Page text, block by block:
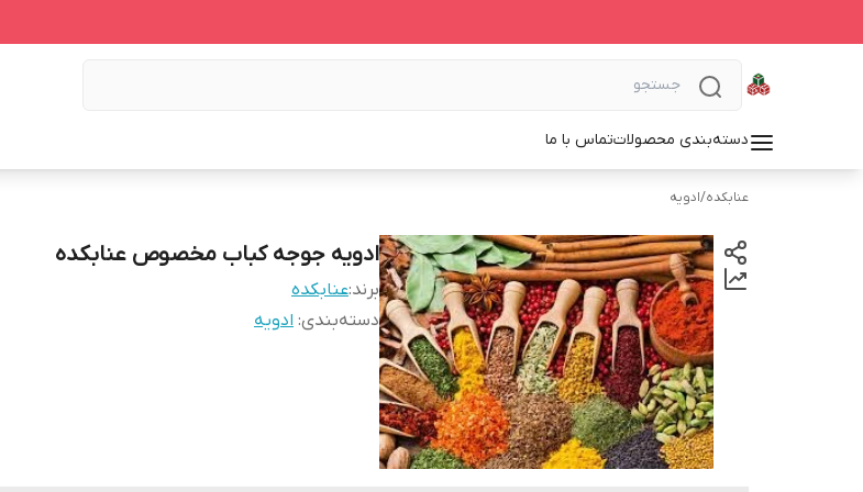
دسته‌بندی محصولاتتماس با ما
عنابکده/ادویه
ادویه جوجه کباب مخصوص عنابکده
برند:عنابکده
دسته‌بندی: ادویه